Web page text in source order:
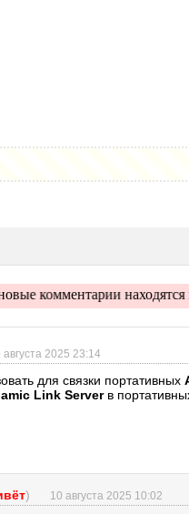
комментарии находятся
августа 2025 23:14
для связки портативных
Link Serverв
) 10 августа 2025 10:02